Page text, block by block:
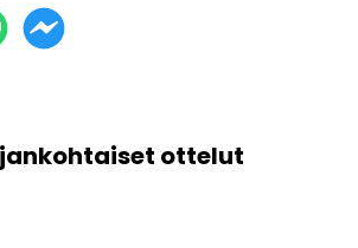
ottelut